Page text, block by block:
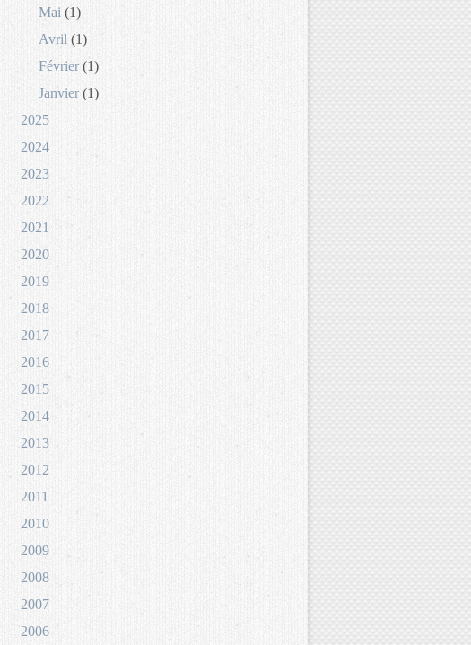
Mai (1)
Avril (1)
Février(1)
Janvier (1)
2025
2024
2023
2022
2021
2020
2019
2018
2017
2016
2015
2014
2013
2012
2011
2010
2009
2008
2007
2006